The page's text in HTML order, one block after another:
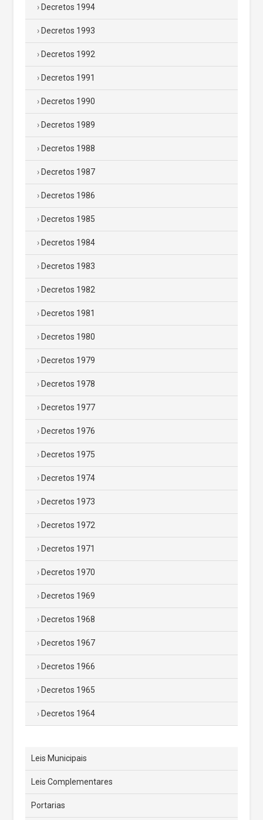
Decretos 1994
Decretos 1993
Decretos 1992
Decretos 1991
Decretos 1990
Decretos 1989
Decretos 1988
Decretos 1987
Decretos 1986
Decretos 1985
Decretos 1984
Decretos 1983
Decretos 1982
Decretos 1981
Decretos 1980
Decretos 1979
Decretos 1978
Decretos 1977
Decretos 1976
Decretos 1975
Decretos 1974
Decretos 1973
Decretos 1972
Decretos 1971
Decretos 1970
Decretos 1969
Decretos 1968
Decretos 1967
Decretos 1966
Decretos 1965
Decretos 1964
Leis Municipais
Leis Complementares
Portarias